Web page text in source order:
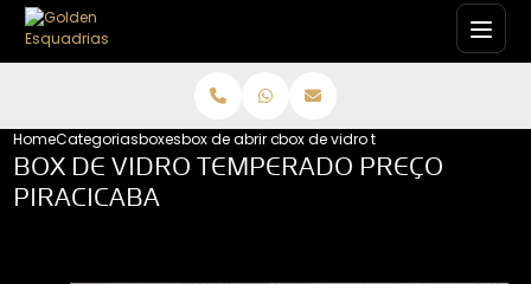
HomeCategoriasboxesbox de abrir de vidrobox de vidro temperado preco
BOX DE VIDRO TEMPERADO PREÇO
PIRACICABA